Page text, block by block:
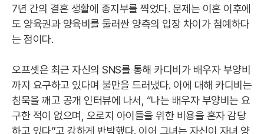
7년 간의 결혼 생활에 종지부를 찍었다. 문제는 이혼 이후에
도 양육권과 양육비를 둘러싼 양측의 입장 차이가 첨예하다
는 점이다.
오프셋은 최근 자신의 SNS를 통해 카디비가 배우자 부양비
까지 요구하고 있다며 불만을 드러냈다. 이에 대해 카디비는
침묵을 깨고 공개 인터뷰에 나서, “나는 배우자 부양비는 요
구한 적이 없으며, 오로지 아이들을 위한 비용을 혼자 감당
하고 있다”고 강하게 반박했다. 이어 그녀는 자신이 자녀 양